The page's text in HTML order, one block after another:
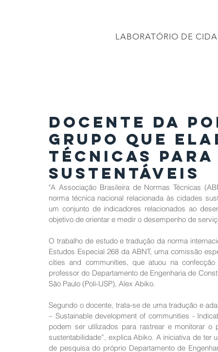
LABORATÓRIO DE
Docente da
grupo que
técnicas para
sustentáveis
"A Associação Brasileira de Normas Técnicas
norma técnica nacional relacionada às cidades
um conjunto de indicadores relacionados ao
objetivo de orientar e medir o desempenho de
O trabalho de estudo e tradução da norma
Estudos Especial 268 da ABNT, uma comissão
cities and communities, que atuou na
professor do Departamento de Engenharia de
São Paulo (Poli-USP), Alex Abiko.
Segundo o docente, trata-se de uma tradução e
– Sustainable development of communities -
podem ser utilizados para rastrear e monitorar
sustentabilidade”, explica Abiko. A iniciativa de ter
de pesquisa do próprio Departamento de